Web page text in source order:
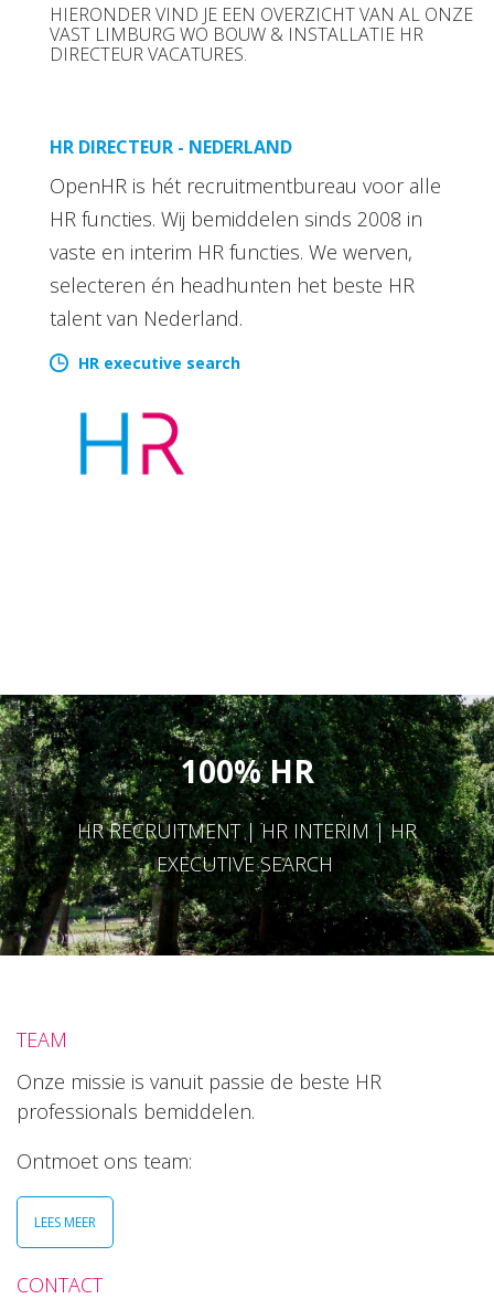
HIERONDER VIND JE EEN OVERZICHT VAN AL ONZE
VAST LIMBURG WO BOUW & INSTALLATIE HR
DIRECTEUR VACATURES.
HR DIRECTEUR - NEDERLAND
OpenHR is hét recruitmentbureau voor alle
HR functies. Wij bemiddelen sinds 2008 in
vaste en interim HR functies. We werven,
selecteren én headhunten het beste HR
talent van Nederland.
HR executive search
100% HR
HR RECRUITMENT | HR INTERIM | HR
EXECUTIVE SEARCH
TEAM
Onze missie is vanuit passie de beste HR
professionals bemiddelen.
Ontmoet ons team:
LEES MEER
CONTACT